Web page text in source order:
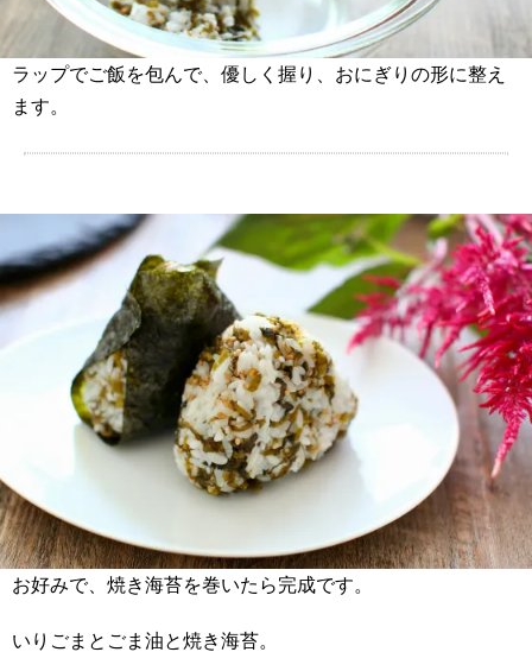
ラップでご飯を包んで、優しく握り、おにぎりの形に整え
ます。
お好みで、焼き海苔を巻いたら完成です。
いりごまとごま油と焼き海苔。